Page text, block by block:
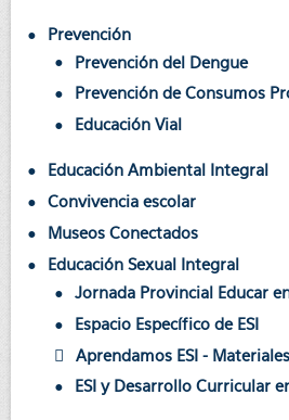
Prevención
Prevención del Dengue
Prevención de Consumos
Educación Vial
Educación Ambiental Integral
Convivencia escolar
Museos Conectados
Educación Sexual Integral
Jornada Provincial Educar
Espacio Específico de ESI
Aprendamos ESI -
ESI y Desarrollo Curricular